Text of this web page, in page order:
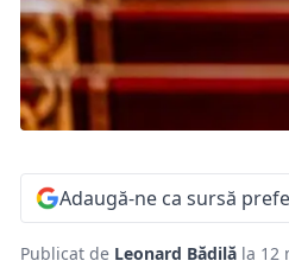
Adaugă-ne ca sursă
Publicat de Leonard Bădilă la 12